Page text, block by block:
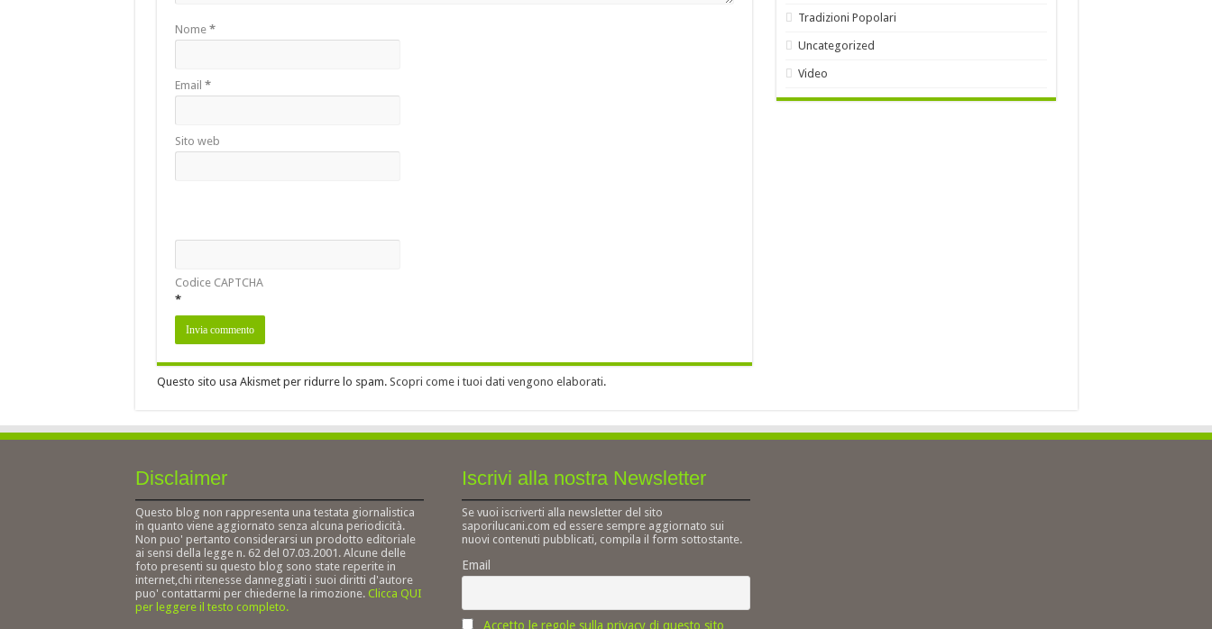
Nome *
Email *
Sito web
Codice CAPTCHA
*
Questo sito usa Akismet per ridurre lo spam. Scopri come i tuoi dati vengono elaborati.
Tradizioni Popolari
Uncategorized
Video
Disclaimer
Questo blog non rappresenta una testata giornalistica
in quanto viene aggiornato senza alcuna periodicità.
Non puo' pertanto considerarsi un prodotto editoriale
ai sensi della legge n. 62 del 07.03.2001. Alcune delle
foto presenti su questo blog sono state reperite in
internet,chi ritenesse danneggiati i suoi diritti d'autore
puo' contattarmi per chiederne la rimozione. Clicca QUI
per leggere il testo completo.
Iscrivi alla nostra Newsletter
Se vuoi iscriverti alla newsletter del sito
saporilucani.com ed essere sempre aggiornato sui
nuovi contenuti pubblicati, compila il form sottostante.
Email
Accetto le regole sulla privacy di questo sito